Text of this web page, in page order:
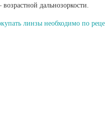
дальнозоркости.
линзы необходимо по